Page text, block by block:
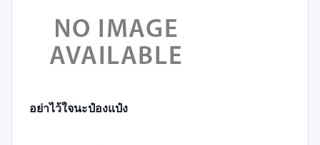
อย่าไว้ใจนะป๋องแป๋ง